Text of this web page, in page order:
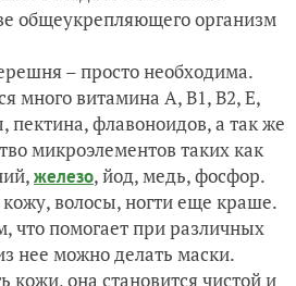
общеукрепляющего организм
– просто необходима.
много витамина A, B1, B2, E,
пектина, флавоноидов, а так же
микроэлементов таких как
железо, йод, медь, фосфор.
кожу, волосы, ногти еще краше.
что помогает при различных
нее можно делать маски.
кожи, она становится чистой и